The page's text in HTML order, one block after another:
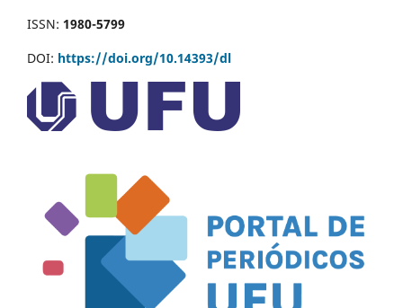
ISSN: 1980-5799
DOI: https://doi.org/10.14393/dl